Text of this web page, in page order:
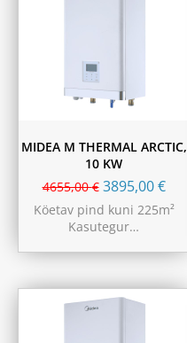
MIDEA M THERMAL ARCTIC,
10 KW
4655,00€ 3895,00€
Köetav pind kuni 225m²
Kasutegur…